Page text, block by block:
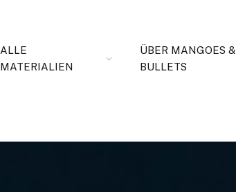
ALLE
MATERIALIEN
ÜBER MANGOES &
BULLETS